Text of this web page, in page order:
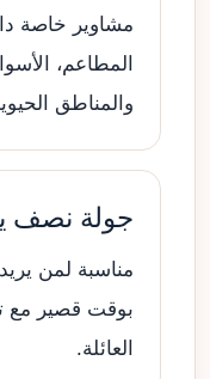
مشاوير خاصة
المطاعم،
والمناطق
جولة نصف
مناسبة لمن
بوقت قصير مع
العائلة.